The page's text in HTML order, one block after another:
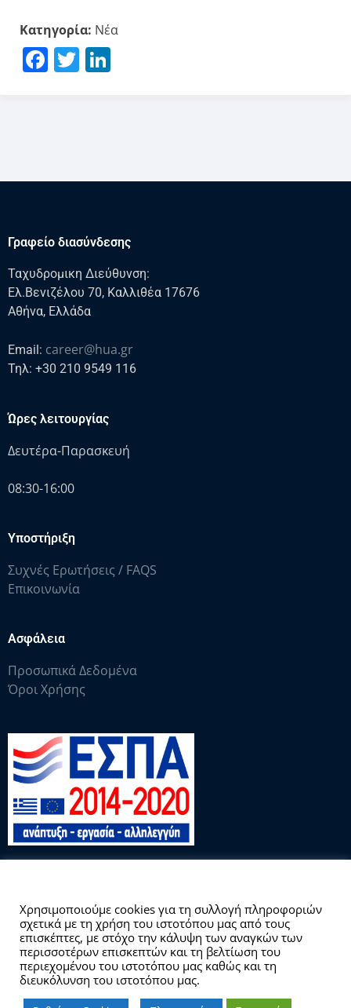
Κατηγορία: Νέα
Facebook
Twitter
Γραφείο διασύνδεσης
Ταχυδρομικη Διεύθυνση:
Ελ.Βενιζέλου 70, Καλλιθέα 17676
Αθήνα, Ελλάδα
Email: career@hua.gr
Τηλ: +30 210 9549 116
Ώρες λειτουργίας
Δευτέρα-Παρασκευή
08:30-16:00
Υποστήριξη
Συχνές Ερωτήσεις / FAQS
Επικοινωνία
Ασφάλεια
Προσωπικά Δεδομένα
Όροι Χρήσης
Copyright © 2026 Γραφείο Διασύνδεσης
Χρησιμοποιούμε cookies για τη συλλογή πληροφοριών
σχετικά με τη χρήση του ιστοτόπου μας από τους
επισκέπτες, με στόχο την κάλυψη των αναγκών των
περισσοτέρων επισκεπτών και τη βελτίωση του
περιεχομένου του ιστοτόπου μας καθώς και τη
διευκόλυνση του ιστοτόπου μας.